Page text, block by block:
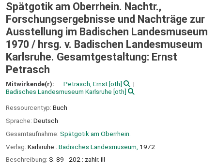
Spätgotik am Oberrhein. Nachtr.,
Forschungsergebnisse und Nachträge zur
Ausstellung im Badischen Landesmuseum
1970 / hrsg. v. Badischen Landesmuseum
Karlsruhe. Gesamtgestaltung: Ernst
Petrasch
Mitwirkende(r): Petrasch, Ernst [oth]
Badisches Landesmuseum Karlsruhe [oth]
Ressourcentyp: Buch
Sprache: Deutsch
Gesamtaufnahme: Spätgotik am Oberrhein.
Verlag: Karlsruhe : Badisches Landesmuseum, 1972
Beschreibung: S. 89 - 202 : zahlr. Ill